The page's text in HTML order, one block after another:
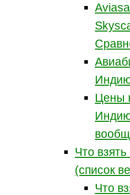
Цены
Что
(список
Что